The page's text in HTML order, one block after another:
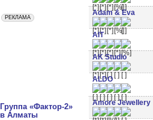
Группа «Фактор-2»
в Алматы
Adam & Eva
AIT
AK Studio
ALDO
Amore Jewellery